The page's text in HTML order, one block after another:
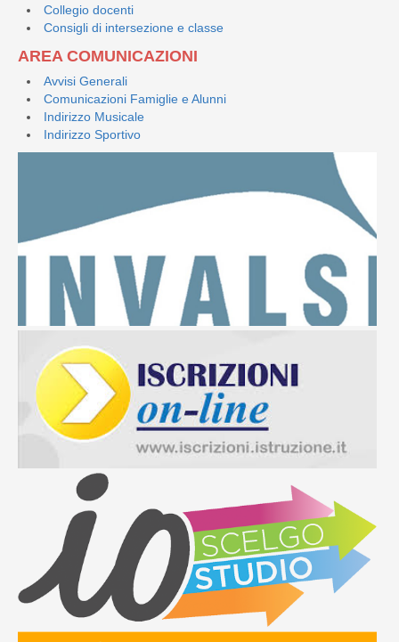
Collegio docenti
Consigli di intersezione e classe
AREA COMUNICAZIONI
Avvisi Generali
Comunicazioni Famiglie e Alunni
Indirizzo Musicale
Indirizzo Sportivo